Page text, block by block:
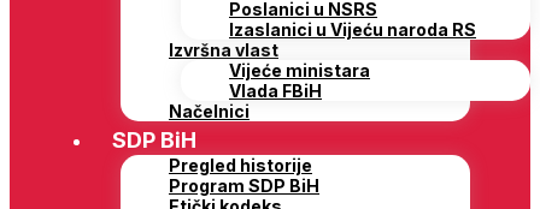
Poslanici u NSRS
Izaslanici u Vijeću naroda RS
Izvršna vlast
Vijeće ministara
Vlada FBiH
Načelnici
SDP BiH
Pregled historije
Program SDP BiH